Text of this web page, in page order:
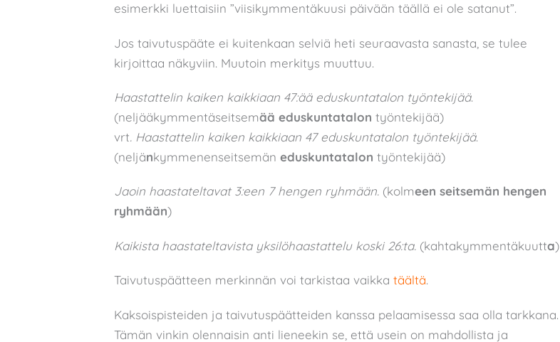
esimerkki luettaisiin ”viisikymmentäkuusi päivään täällä ei ole satanut”.
Jos taivutuspääte ei kuitenkaan selviä heti seuraavasta sanasta, se tulee
kirjoittaa näkyviin. Muutoin merkitys muuttuu.
Haastattelin kaiken kaikkiaan 47:ää eduskuntatalon työntekijää.
(neljääkymmentäseitsemää eduskuntatalon työntekijää)
vrt. Haastattelin kaiken kaikkiaan 47 eduskuntatalon työntekijää.
(neljänkymmenenseitsemän eduskuntatalon työntekijää)
Jaoin haastateltavat 3:een 7 hengen ryhmään. (kolmeen seitsemän hengen
ryhmään)
Kaikista haastateltavista yksilöhaastattelu koski 26:ta. (kahtakymmentäkuutta)
Taivutuspäätteen merkinnän voi tarkistaa vaikka täältä.
Kaksoispisteiden ja taivutuspäätteiden kanssa pelaamisessa saa olla tarkkana.
Tämän vinkin olennaisin anti lieneekin se, että usein on mahdollista ja